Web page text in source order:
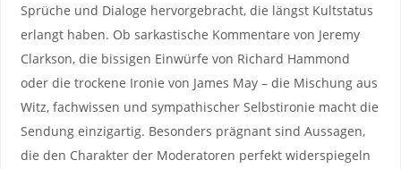
‍Sprüche ⁤und ⁢Dialoge hervorgebracht,‍ die längst ⁤Kultstatus​
erlangt haben. ⁤Ob sarkastische Kommentare von Jeremy
Clarkson,​ die bissigen ‍Einwürfe ⁤von Richard Hammond
oder die ⁤trockene ⁣Ironie von James May – die ⁤Mischung aus
⁤Witz,​ fachwissen und sympathischer Selbstironie macht die
Sendung einzigartig. Besonders ⁢prägnant sind Aussagen,​
die den Charakter der Moderatoren perfekt ​widerspiegeln